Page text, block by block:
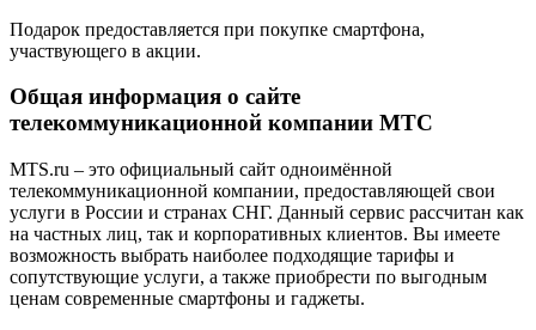
Подарок предоставляется при покупке смартфона,
участвующего в акции.
Общая информация о сайте
телекоммуникационной компании МТС
MTS.ru – это официальный сайт одноимённой
телекоммуникационной компании, предоставляющей свои
услуги в России и странах СНГ. Данный сервис рассчитан как
на частных лиц, так и корпоративных клиентов. Вы имеете
возможность выбрать наиболее подходящие тарифы и
сопутствующие услуги, а также приобрести по выгодным
ценам современные смартфоны и гаджеты.